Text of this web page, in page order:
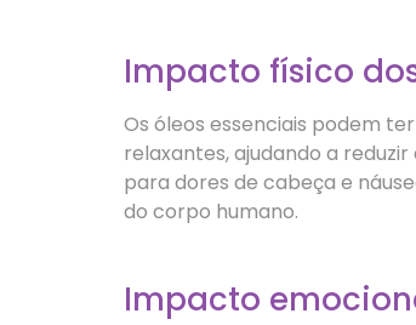
Impacto físico
Os óleos essenciais podem
relaxantes, ajudando a
para dores de cabeça e
do corpo humano.
Impacto